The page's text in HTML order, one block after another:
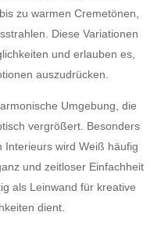
zu warmen Cremetönen,
Diese Variationen
und erlauben es,
auszudrücken.
Umgebung, die
vergrößert. Besonders
Interieurs wird Weiß häufig
und zeitloser Einfachheit
als Leinwand für kreative
dient.